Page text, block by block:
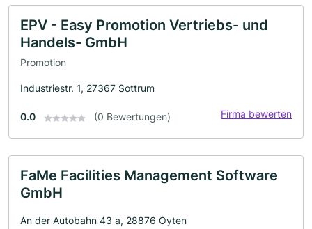
EPV - Easy Promotion Vertriebs- und
Handels- GmbH
Promotion
Industriestr. 1, 27367 Sottrum
0.0 (0 Bewertungen) Firma bewerten
FaMe Facilities Management Software
GmbH
An der Autobahn 43 a, 28876 Oyten